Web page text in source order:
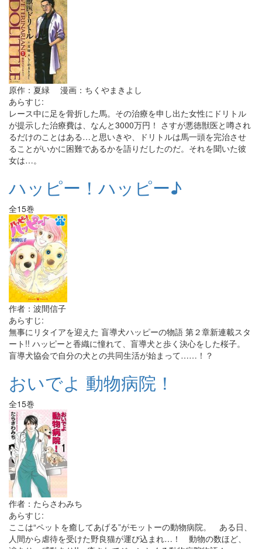
原作：夏緑 漫画：ちくやまきよし
あらすじ:
レース中に足を骨折した馬。その治療を申し出た女性にドリトル
が提示した治療費は、なんと3000万円！ さすが悪徳獣医と噂され
るだけのことはある…と思いきや、ドリトルは馬一頭を完治させ
ることがいかに困難であるかを語りだしたのだ。それを聞いた彼
女は…。
ハッピー！ハッピー♪
全15巻
作者：波間信子
あらすじ:
無事にリタイアを迎えた 盲導犬ハッピーの物語 第２章新連載スタ
ート!! ハッピーと香織に憧れて、盲導犬と歩く決心をした桜子。
盲導犬協会で自分の犬との共同生活が始まって……！？
おいでよ 動物病院！
全15巻
作者：たらさわみち
あらすじ:
ここは“ペットを癒してあげる”がモットーの動物病院。 ある日、
人間から虐待を受けた野良猫が運び込まれ…！ 動物の数ほど、